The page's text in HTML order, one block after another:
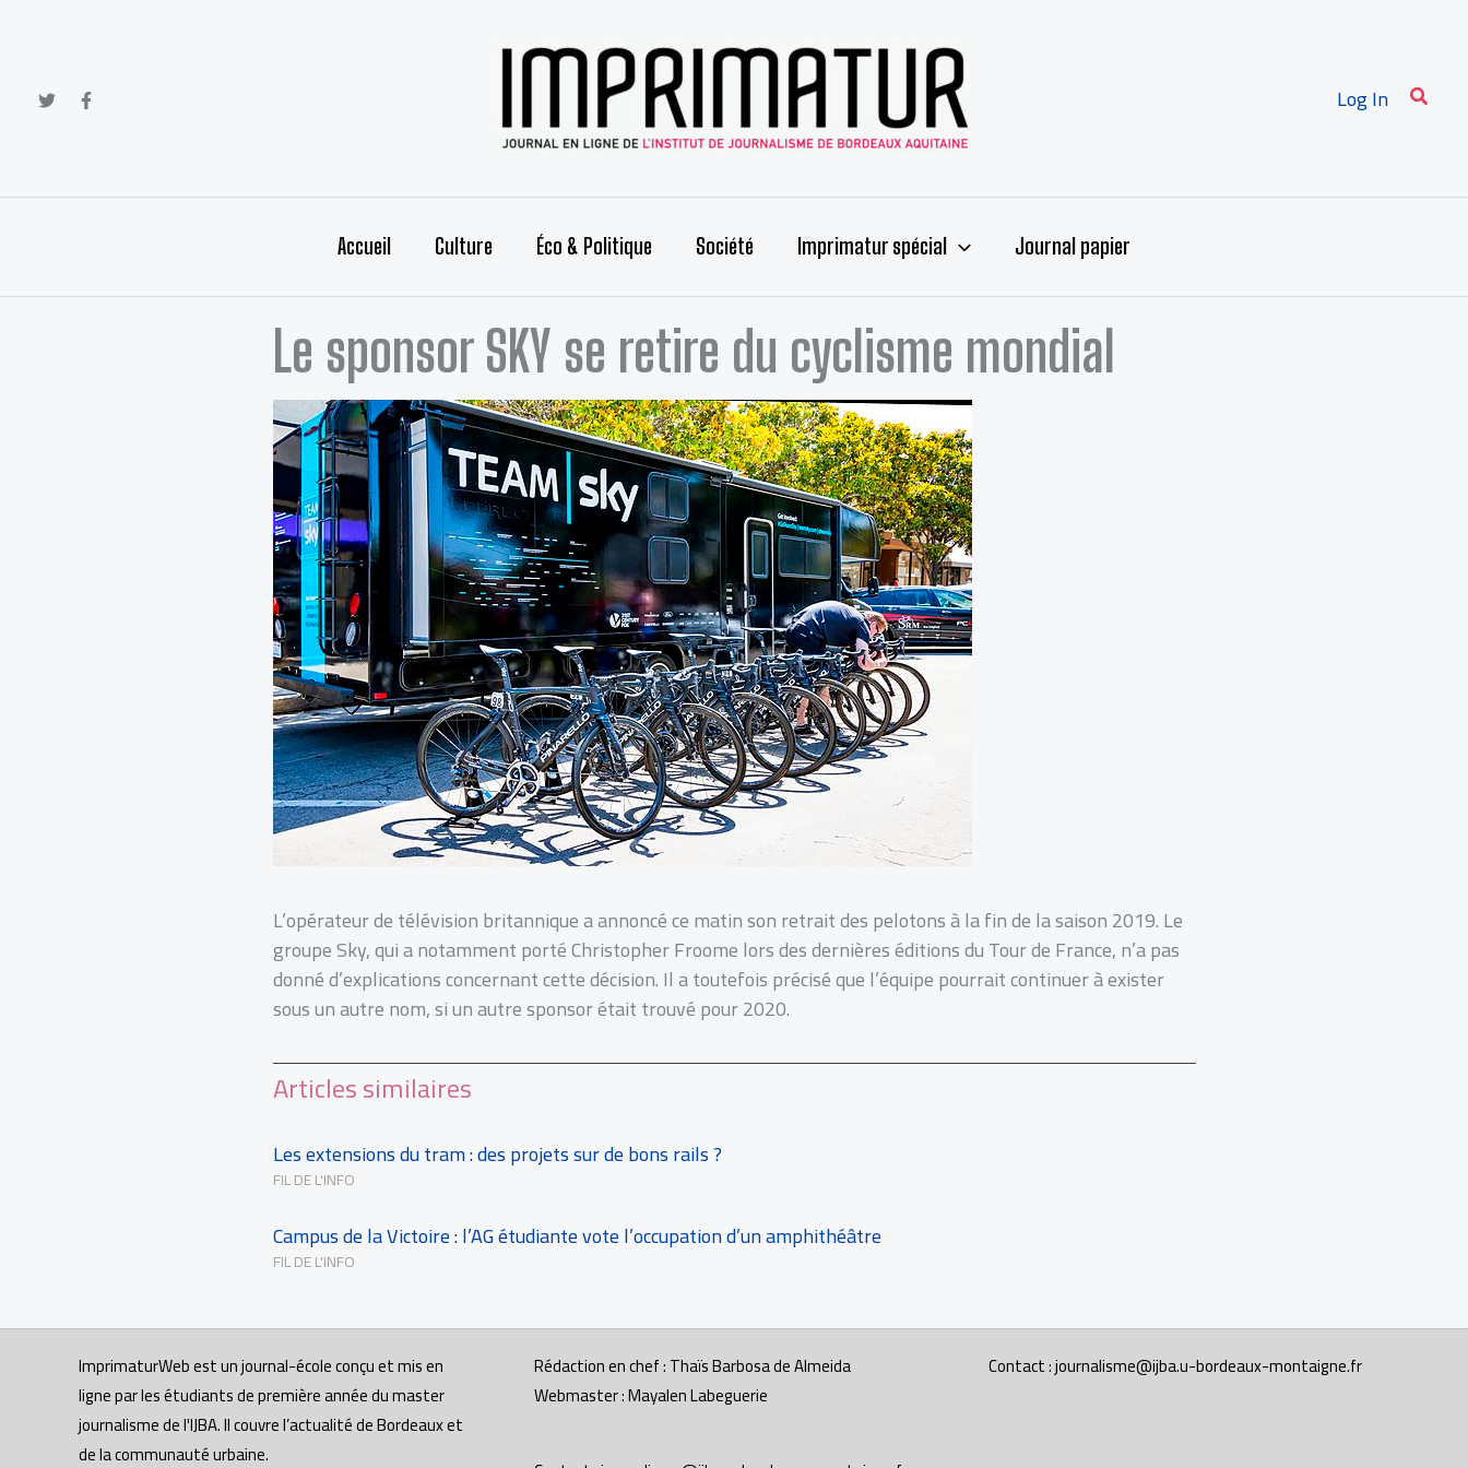
Log In
Accueil Culture Éco & Politique Société Imprimatur spécial Journal papier
Le sponsor SKY se retire du cyclisme mondial
L’opérateur de télévision britannique a annoncé ce matin son retrait des pelotons à la fin de la saison 2019. Le
groupe Sky, qui a notamment porté Christopher Froome lors des dernières éditions du Tour de France, n’a pas
donné d’explications concernant cette décision. Il a toutefois précisé que l’équipe pourrait continuer à exister
sous un autre nom, si un autre sponsor était trouvé pour 2020.
Articles similaires
Les extensions du tram : des projets sur de bons rails ?
FIL DE L'INFO
Campus de la Victoire : l’AG étudiante vote l’occupation d’un amphithéâtre
FIL DE L'INFO
ImprimaturWeb est un journal-école conçu et mis en
ligne par les étudiants de première année du master
journalisme de l'IJBA. Il couvre l’actualité de Bordeaux et
de la communauté urbaine.
Rédaction en chef : Thaïs Barbosa de Almeida
Webmaster : Mayalen Labeguerie
Contact : journalisme@ijba.u-bordeaux-montaigne.fr